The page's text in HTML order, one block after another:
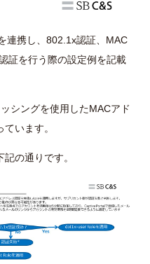
連携し、802.1x認証、MAC
証を行う際の設定例を記載
シングを使用したMACアド
います。
の通りです。